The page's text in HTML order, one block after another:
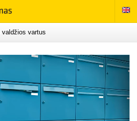
valdžios vartus